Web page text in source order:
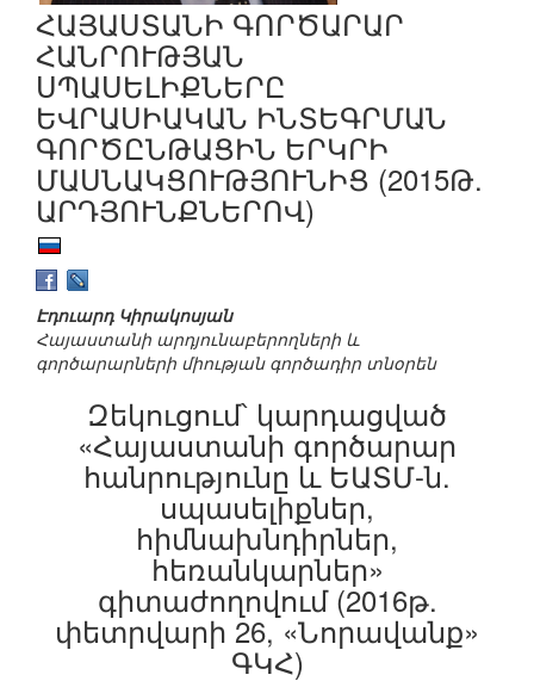
ՀԱՅԱՍՏԱՆԻ ԳՈՐԾԱՐԱՐ
ՀԱՆՐՈՒԹՅԱՆ
ՍՊԱՍԵԼԻՔՆԵՐԸ
ԵՎՐԱՍԻԱԿԱՆ ԻՆՏԵԳՐՄԱՆ
ԳՈՐԾԸՆԹԱՑԻՆ ԵՐԿՐԻ
ՄԱՍՆԱԿՑՈՒԹՅՈՒՆԻՑ (2015Թ.
ԱՐԴՅՈՒՆՔՆԵՐՈՎ)
Էդուարդ Կիրակոսյան
Հայաստանի արդյունաբերողների և
գործարարների միության գործադիր տնօրեն
Զեկուցում՝ կարդացված
«Հայաստանի գործարար
հանրությունը և ԵԱՏՄ-ն.
սպասելիքներ,
հիմնախնդիրներ,
հեռանկարներ»
գիտաժողովում (2016թ.
փետրվարի 26, «Նորավանք»
ԳԿՀ)